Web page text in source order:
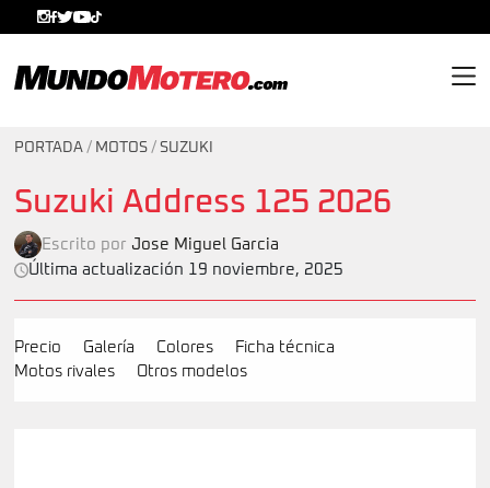
PORTADA / MOTOS / SUZUKI
Suzuki Address 125 2026
Escrito por Jose Miguel Garcia
Última actualización 19 noviembre, 2025
Precio Galería Colores
Ficha técnica
Motos rivales
Otros modelos